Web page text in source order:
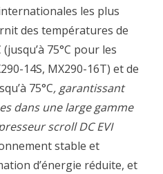
les plus
des températures de
(jusqu’à 75°C pour les
14S, MX290-16T) et de
75°C, garantissant
dans une large gamme
scroll DC EVI
stable et
d’énergie réduite, et